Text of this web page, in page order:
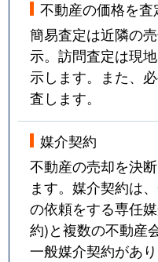
不動産の価格を査
簡易査定は近隣の
示。訪問査定は現
示します。また、
査します。
媒介契約
不動産の売却を決
ます。媒介契約は
の依頼をする専任
約)と複数の不動産
一般媒介契約があり